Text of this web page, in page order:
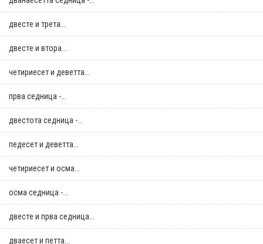
двестe и трета...
двестe и втора...
четириесет и деветта...
прва седница -...
двестота седница -...
педесет и деветта...
четириесет и осма...
осма седница -...
двестe и прва седница...
дваесет и петта...